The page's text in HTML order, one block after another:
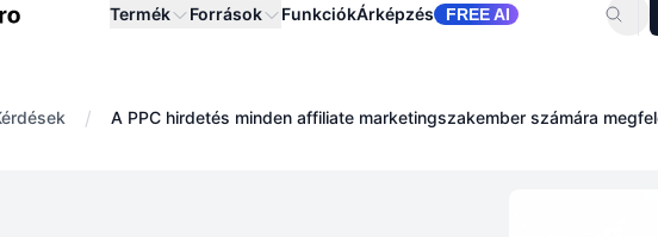
Termék Források FunkciókÁrképzés FREE AI
/ A PPC hirdetés minden affiliate marketingszakember számára